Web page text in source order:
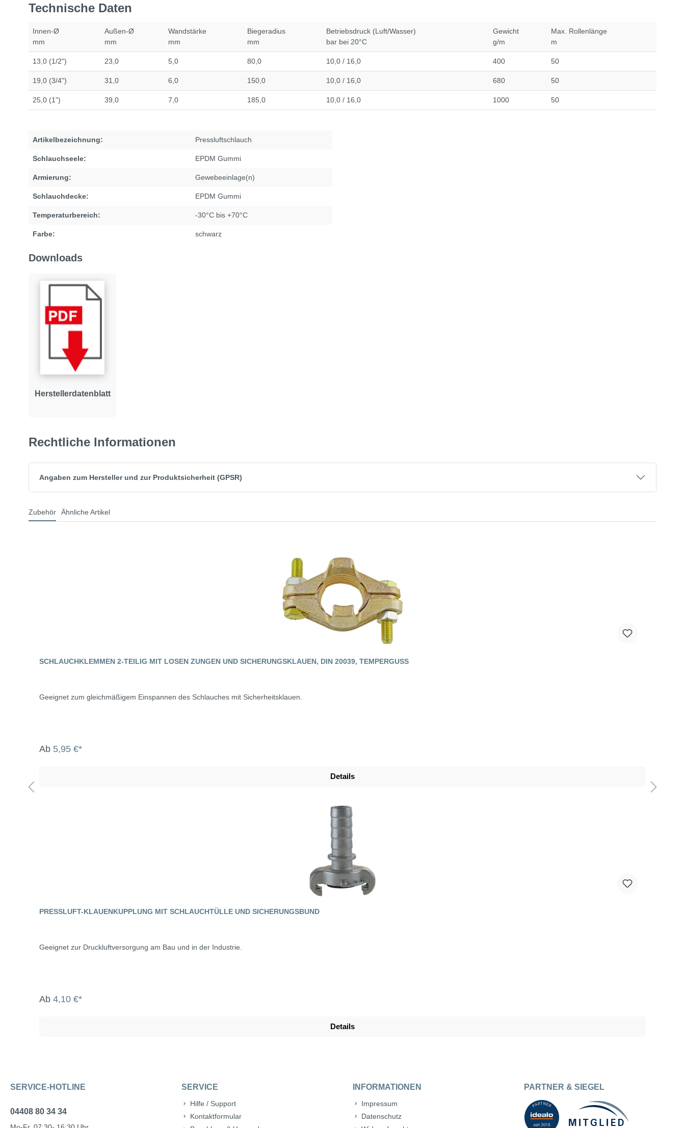
Technische Daten
Innen-Ø
mm
Außen-Ø
mm
Wandstärke
mm
Biegeradius
mm
Betriebsdruck (Luft/Wasser)
bar bei 20°C
Gewicht
g/m
Max. Rollenlänge
m
13,0 (1/2") 23,0 5,0 80,0 10,0 / 16,0 400 50
19,0 (3/4") 31,0 6,0 150,0 10,0 / 16,0 680 50
25,0 (1") 39,0 7,0 185,0 10,0 / 16,0 1000 50
Artikelbezeichnung: Pressluftschlauch
Schlauchseele: EPDM Gummi
Armierung: Gewebeeinlage(n)
Schlauchdecke: EPDM Gummi
Temperaturbereich: -30°C bis +70°C
Farbe: schwarz
Downloads
Herstellerdatenblatt
Rechtliche Informationen
Angaben zum Hersteller und zur Produktsicherheit (GPSR)
Zubehör Ähnliche Artikel
SCHLAUCHKLEMMEN 2-TEILIG MIT LOSEN ZUNGEN UND SICHERUNGSKLAUEN, DIN 20039, TEMPERGUSS
Geeignet zum gleichmäßigem Einspannen des Schlauches mit Sicherheitsklauen.
Ab 5,95 €*
Details
PRESSLUFT-KLAUENKUPPLUNG MIT SCHLAUCHTÜLLE UND SICHERUNGSBUND
Geeignet zur Druckluftversorgung am Bau und in der Industrie.
Ab 4,10 €*
Details
SERVICE-HOTLINE
04408 80 34 34
SERVICE
Hilfe / Support
Kontaktformular
INFORMATIONEN
Impressum
Datenschutz
PARTNER & SIEGEL